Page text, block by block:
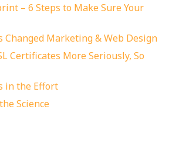
– 6 Steps to Make Sure Your
Changed Marketing & Web Design
Certificates More Seriously, So
in the Effort
Science